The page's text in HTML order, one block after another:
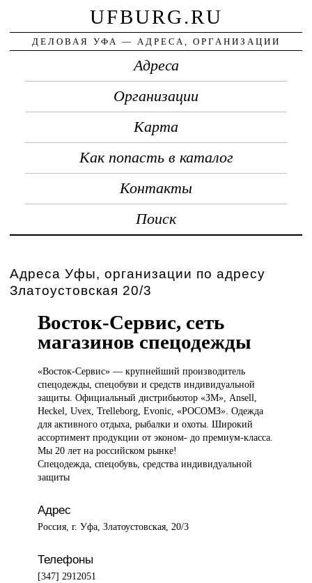
UFBURG.RU
ДЕЛОВАЯ УФА — АДРЕСА, ОРГАНИЗАЦИИ
Адреса
Организации
Карта
Как попасть в каталог
Контакты
Поиск
Адреса Уфы, организации по адресу
Златоустовская 20/3
Восток-Сервис, сеть
магазинов спецодежды
«Восток-Сервис» —крупнейший производитель
спецодежды, спецобуви и средств индивидуальной
защиты. Официальный дистрибьютор «ЗМ», Ansell,
Heckel, Uvex, Trelleborg, Evonic, «РОСОМЗ». Одежда
для активного отдыха, рыбалки и охоты. Широкий
ассортимент продукции от эконом- до премиум-класса.
Мы 20 лет на российском рынке!
Спецодежда, спецобувь, средства индивидуальной
защиты
Адрес
Россия, г. Уфа, Златоустовская, 20/3
Телефоны
[347] 2912051